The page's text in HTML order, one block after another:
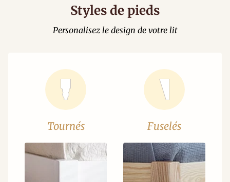
Styles de pieds
Personalisez le design de votre lit
Tournés Fuselés